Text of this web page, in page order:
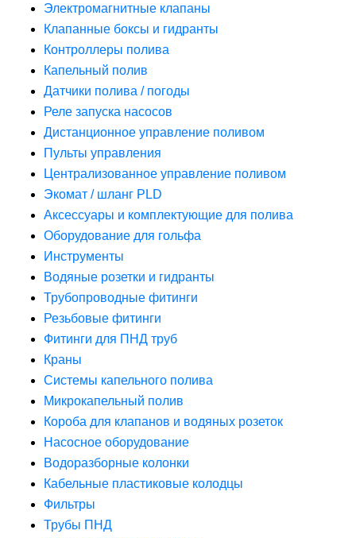
Электромагнитные клапаны
Клапанные боксы и гидранты
Контроллеры полива
Капельный полив
Датчики полива / погоды
Реле запуска насосов
Дистанционное управление поливом
Пульты управления
Централизованное управление поливом
Экомат / шланг PLD
Аксессуары и комплектующие для полива
Оборудование для гольфа
Инструменты
Водяные розетки и гидранты
Трубопроводные фитинги
Резьбовые фитинги
Фитинги для ПНД труб
Краны
Системы капельного полива
Микрокапельный полив
Короба для клапанов и водяных розеток
Насосное оборудование
Водоразборные колонки
Кабельные пластиковые колодцы
Фильтры
Трубы ПНД